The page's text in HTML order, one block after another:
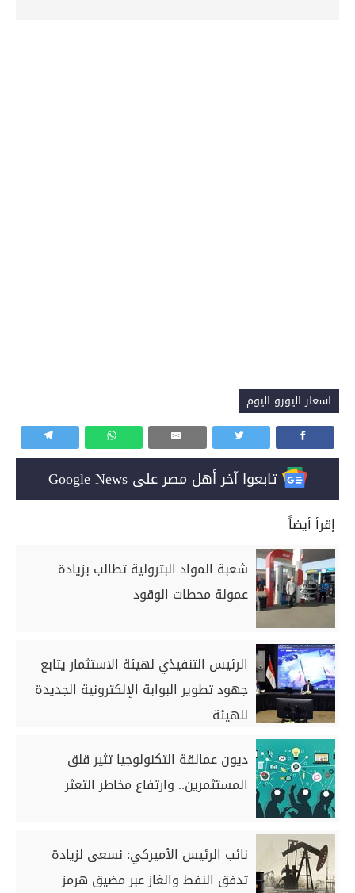
اسعار اليورو اليوم
تابعوا آخر أهل مصر على Google News
إقرأ أيضاً
شعبة المواد البترولية تطالب بزيادة
عمولة محطات الوقود
الرئيس التنفيذي لهيئة الاستثمار يتابع
جهود تطوير البوابة الإلكترونية الجديدة
للهيئة
ديون عمالقة التكنولوجيا تثير قلق
المستثمرين.. وارتفاع مخاطر التعثر
نائب الرئيس الأميركي: نسعى لزيادة
تدفق النفط والغاز عبر مضيق هرمز